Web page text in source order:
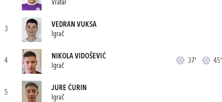
Vratar
3
VEDRAN VUKSA
Igrač
4
NIKOLA VIDOŠEVIĆ
Igrač
37' 45'
5
JURE ĆURIN
Igrač